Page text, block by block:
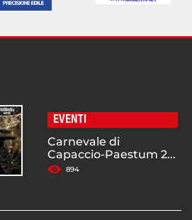
EVENTI
Carnevale di
Capaccio-Paestum 2...
894